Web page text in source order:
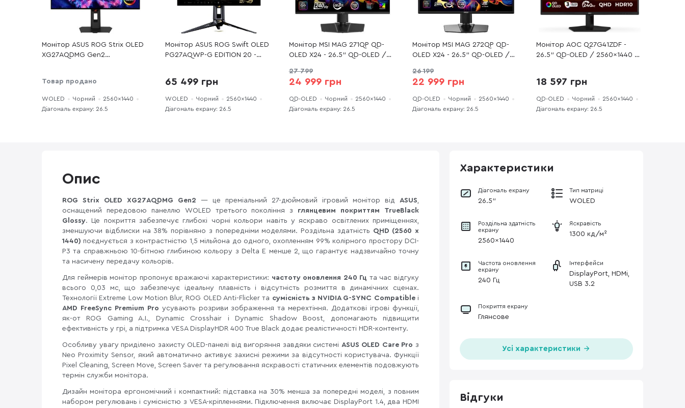
Монітор ASUS ROG Strix OLED
XG27AQDMG Gen2
FreeSync Premium Pro, Nvidia
G-Sync Compatible, Adaptive
Sync / Pivot / HAS
Товар продано
WOLED Чорний
2560×1440
Діагональ екрану: 26.5
Монітор ASUS ROG Swift OLED
PG27AQWP-G EDITION 20 -
Premium Pro, Nvidia G-Sync
Compatible, Adaptive Sync /
Pivot / HAS
65 499 грн
WOLED Чорний
2560×1440
Діагональ екрану: 26.5
Монітор MSI MAG 271QP QD-
OLED X24 - 26.5" QD-OLED /
HAS
27 799
24 999 грн
QD-OLED Чорний
2560×1440
Діагональ екрану: 26.5
Монітор MSI MAG 272QP QD-
OLED X24 - 26.5" QD-OLED /
FreeSync Premium, Nvidia G-
Sync Compatible / Pivot / HAS
26 199
22 999 грн
QD-OLED Чорний
2560×1440
Діагональ екрану: 26.5
Монітор AOC Q27G41ZDF -
26.5" QD-OLED / 2560×1440 /
18 597 грн
QD-OLED Чорний
2560×1440
Діагональ екрану: 26.5
Опис
ROG Strix OLED XG27AQDMG Gen2 — це преміальний 27-дюймовий ігровий монітор від ASUS,
оснащений передовою панеллю WOLED третього покоління з глянцевим покриттям TrueBlack
Glossy. Це покриття забезпечує глибокі чорні кольори навіть у яскраво освітлених приміщеннях,
зменшуючи відблиски на 38% порівняно з попередніми моделями. Роздільна здатність QHD (2560 x
1440) поєднується з контрастністю 1,5 мільйона до одного, охопленням 99% колірного простору DCI-
P3 та справжньою 10-бітною глибиною кольору з Delta E менше 2, що гарантує надзвичайно точну
та насичену передачу кольорів.
Для геймерів монітор пропонує вражаючі характеристики: частоту оновлення 240 Гц та час відгуку
всього 0,03 мс, що забезпечує ідеальну плавність і відсутність розмиття в динамічних сценах.
Технології Extreme Low Motion Blur, ROG OLED Anti-Flicker та сумісність з NVIDIA G-SYNC Compatibleі
AMD FreeSync Premium Pro усувають розриви зображення та мерехтіння. Додаткові ігрові функції,
як-от ROG Gaming A.I., Dynamic Crosshair і Dynamic Shadow Boost, допомагають підвищити
ефективність у грі, а підтримка VESA DisplayHDR 400 True Black додає реалістичності HDR-контенту.
Особливу увагу приділено захисту OLED-панелі від вигоряння завдяки системі ASUS OLED Care Pro з
Neo Proximity Sensor, який автоматично активує захисні режими за відсутності користувача. Функції
Pixel Cleaning, Screen Move, Screen Saver та регулювання яскравості статичних елементів подовжують
термін служби монітора.
Дизайн монітора ергономічний і компактний: підставка на 30% менша за попередні моделі, з повним
набором регулювань і сумісністю з VESA-кріпленнями. Підключення включає DisplayPort 1.4, два HDMI
Характеристики
Діагональ екрану
26.5"
Тип матриці
WOLED
Роздільна здатність
екрану
2560×1440
Яскравість
1300 кд/м²
Частота оновлення
екрану
240 Гц
Інтерфейси
DisplayPort, HDMi,
USB 3.2
Покриття екрану
Глянсове
Усі характеристики
Відгуки